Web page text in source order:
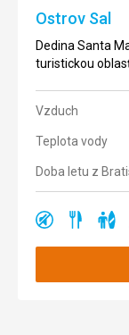
Ostrov Sal
Dedina Santa
turistickou
Vzduch
Teplota vody
Doba letu z
Ano Ano Ano